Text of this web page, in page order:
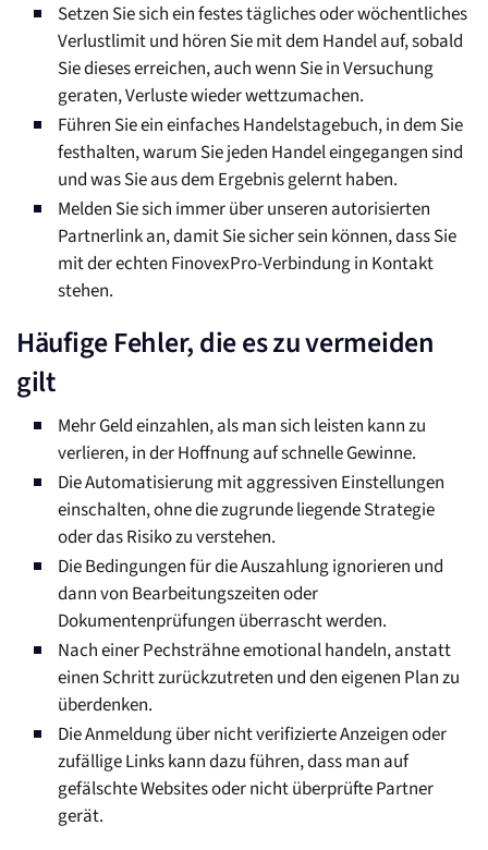
Setzen Sie sich ein festes tägliches oder wöchentliches
Verlustlimit und hören Sie mit dem Handel auf, sobald
Sie dieses erreichen, auch wenn Sie in Versuchung
geraten, Verluste wieder wettzumachen.
Führen Sie ein einfaches Handelstagebuch, in dem Sie
festhalten, warum Sie jeden Handel eingegangen sind
und was Sie aus dem Ergebnis gelernt haben.
Melden Sie sich immer über unseren autorisierten
Partnerlink an, damit Sie sicher sein können, dass Sie
mit der echten FinovexPro-Verbindung in Kontakt
stehen.
Häufige Fehler, die es zu vermeiden
gilt
Mehr Geld einzahlen, als man sich leisten kann zu
verlieren, in der Hoffnung auf schnelle Gewinne.
Die Automatisierung mit aggressiven Einstellungen
einschalten, ohne die zugrunde liegende Strategie
oder das Risiko zu verstehen.
Die Bedingungen für die Auszahlung ignorieren und
dann von Bearbeitungszeiten oder
Dokumentenprüfungen überrascht werden.
Nach einer Pechsträhne emotional handeln, anstatt
einen Schritt zurückzutreten und den eigenen Plan zu
überdenken.
Die Anmeldung über nicht verifizierte Anzeigen oder
zufällige Links kann dazu führen, dass man auf
gefälschte Websites oder nicht überprüfte Partner
gerät.